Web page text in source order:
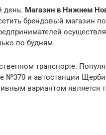
день. Магазин в Нижнем
брендовый магазин
по будням.
транспорте.
№370 и автостанции
вариантом является